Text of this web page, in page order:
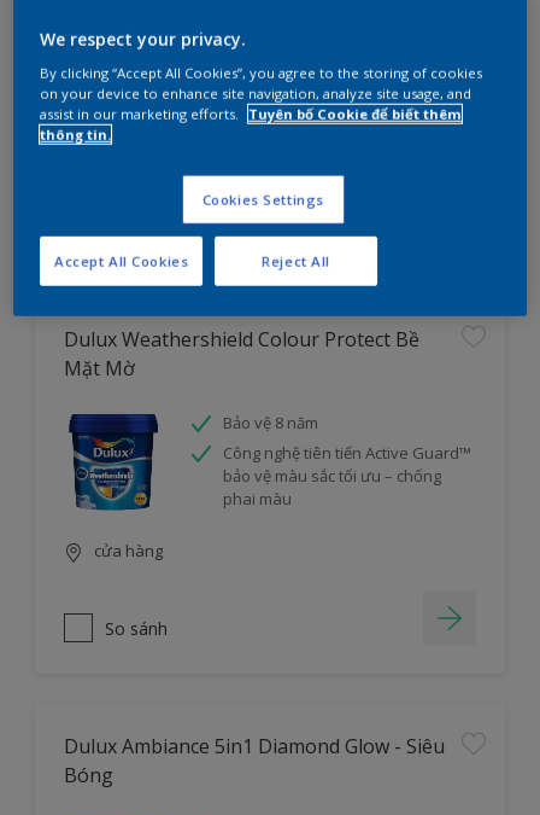
Bạn đang cần lên kế hoạch sơn
nhà?
Thử ngay công cụ tìm sản phẩm cho dự án
Tìm hiểu ngay
Dulux Weathershield Colour Protect Bề
Mặt Mờ
Bảo vệ 8 năm
Công nghệ tiên tiến Active Guard™
bảo vệ màu sắc tối ưu – chống
phai màu
cửa hàng
So sánh
Dulux Ambiance 5in1 Diamond Glow - Siêu
Bóng
We respect your privacy.
By clicking “Accept All Cookies”, you agree to the storing of cookies
on your device to enhance site navigation, analyze site usage, and
assist in our marketing efforts.
Tuyên bố Cookie để biết thêm
thông tin.
Cookies Settings
Reject All
Accept All Cookies